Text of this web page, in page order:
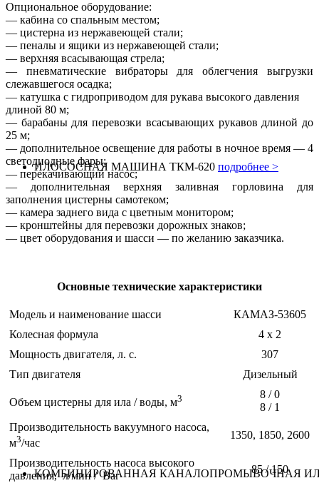
ИЛОСОСНАЯ МАШИНА ТКМ-620 подробнее >
КОМБИНИРОВАННАЯ КАНАЛОПРОМЫВОЧНАЯ
Опциональное оборудование:
— кабина со спальным местом;
— цистерна из нержавеющей стали;
— пеналы и ящики из нержавеющей стали;
— верхняя всасывающая стрела;
— пневматические вибраторы для облегчения выгрузки
слежавшегося осадка;
— катушка с гидроприводом для рукава высокого давления
длиной 80 м;
— барабаны для перевозки всасывающих рукавов длиной до
25 м;
— дополнительное освещение для работы в ночное время — 4
светодиодные фары;
— перекачивающий насос;
— дополнительная верхняя заливная горловина для
заполнения цистерны самотеком;
— камера заднего вида с цветным монитором;
— кронштейны для перевозки дорожных знаков;
— цвет оборудования и шасси — по желанию заказчика.
Основные технические характеристики
Модель и наименование шасси
КАМАЗ-53605
Колесная формула
4 х 2
Мощность двигателя, л. с.
307
Тип двигателя
Дизельный
Объем цистерны для ила / воды, м3
8 / 0
8 / 1
Производительность вакуумного насоса,
м3/час
1350, 1850, 2600
Производительность насоса высокого
давления, л/мин / Bar
85 / 150